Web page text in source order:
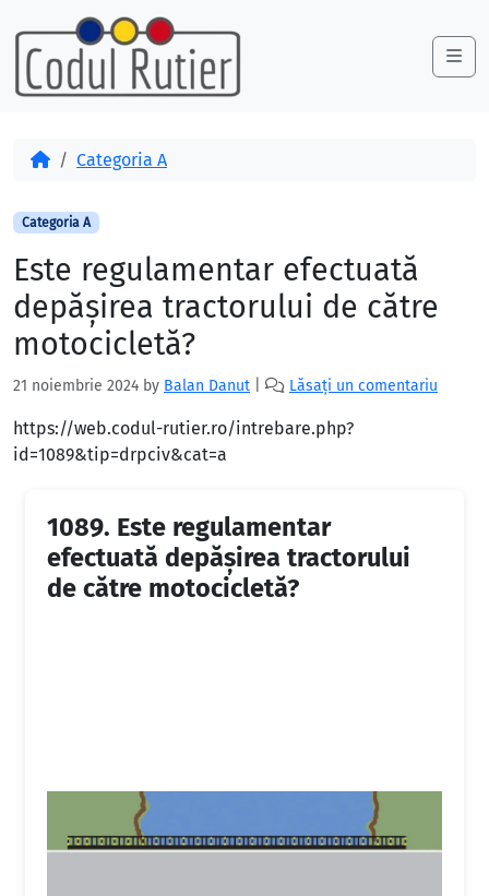
Skip to content
Skip to footer
AcasăCategoria A
Categoria A
Este regulamentar efectuată
depăşirea tractorului de către
motocicletă?
21 noiembrie 2024 by Balan Danut Lăsați un comentariu
https://web.codul-rutier.ro/intrebare.php?
id=1089&tip=drpciv&cat=a
1089. Este regulamentar
efectuată depăşirea tractorului
de către motocicletă?